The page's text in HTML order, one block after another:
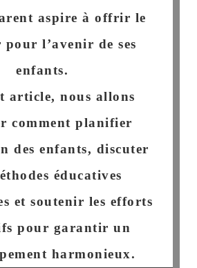
aspire à offrir le
l’avenir de ses
enfants.
article, nous allons
comment planifier
des enfants, discuter
éducatives
et soutenir les efforts
pour garantir un
harmonieux.